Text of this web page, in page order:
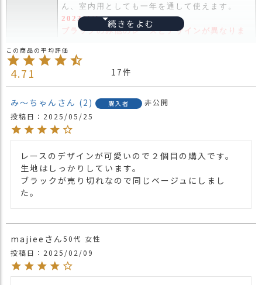
品
・
換
ん、室内用としても一年を通して使えます。
2023/4/1
ブラックのみ他のレースとデザインが異なりま
・長時間濡れたままで重ねて置いたり、汗や雨
などでぬれた時は他の衣料等に移染する場合が
ございますのでお気を付け下さい。
・多少実際のカラーと異なる場合がございま
す。ご不安な事などございましたらお気軽にお
問い合わせ下さい。
他の人気ニット帽はこちら
他の人気ビックワッチは こちら
【カラー バリエーション】
・ピンク 桃色 PINK
4.71 17
み～ちゃん 2 購入者
非公開
投稿日
2025/05/25
レースのデザインが可愛いので２個目の購入です。
生地はしっかりしています。
ブラックが売り切れなので同じベージュにしまし
た。
majiee 50代 女性
投稿日
2025/02/09